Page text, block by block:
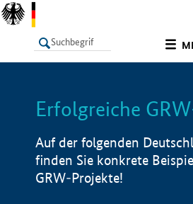
LISTE
Erfolgreiche
Auf der folgenden
finden Sie konkrete
GRW-Projekte!